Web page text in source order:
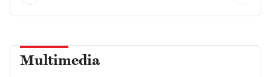
Multimedia